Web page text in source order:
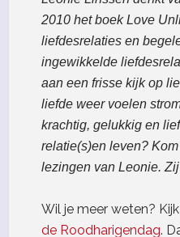
2010 het boek Love
liefdesrelaties en
ingewikkelde
aan een frisse kijk op
liefde weer voelen
krachtig, gelukkig en
relatie(s)en leven?
lezingen van Leonie.
Wil je meer weten?
de Roodharigendag.